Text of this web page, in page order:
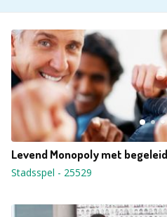
Levend Monopoly met
Stadsspel - 25529